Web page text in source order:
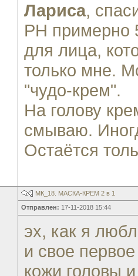
Лариса,
РН примерно
для лица,
только мне.
"чудо-крем".
На голову
смываю.
Остаётся
МК_18. МАСКА-КРЕМ 2 в 1
Отправлен: 17-11-2018 15:44
эх, как я
и свое
кожи головы